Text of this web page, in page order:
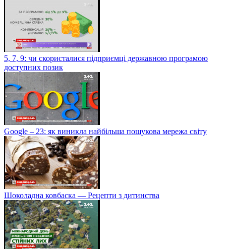
5, 7, 9: чи скористалися підприємці державною програмою
доступних позик
Google – 23: як виникла найбільша пошукова мережа світу
Шоколадна ковбаска — Рецепти з дитинства